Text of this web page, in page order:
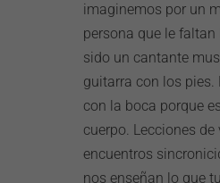
imaginemos por un
persona que le
sido un cantante
guitarra con los pies.
con la boca porque
cuerpo. Lecciones
encuentros
nos enseñan lo que